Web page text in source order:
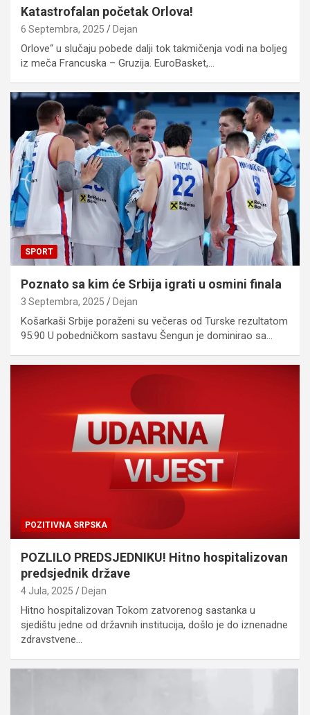
Katastrofalan početak Orlova!
6 Septembra, 2025 Dejan
Orlove“ u slučaju pobede dalji tok takmičenja vodi na boljeg
iz meča Francuska – Gruzija. EuroBasket,…
SPORT
Poznato sa kim će Srbija igrati u osmini finala
3 Septembra, 2025 Dejan
Košarkaši Srbije poraženi su večeras od Turske rezultatom
95:90 U pobedničkom sastavu Šengun je dominirao sa…
POZITIVNA SRPSKA
POZLILO PREDSJEDNIKU! Hitno hospitalizovan
predsjednik države
4 Jula, 2025 Dejan
Hitno hospitalizovan Tokom zatvorenog sastanka u
sjedištu jedne od državnih institucija, došlo je do iznenadne
zdravstvene…